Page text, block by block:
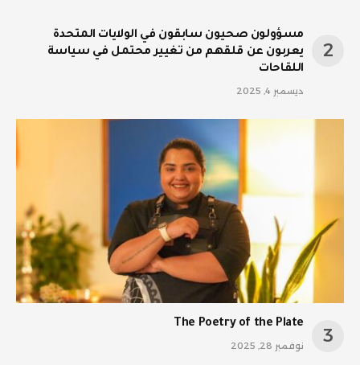
مسؤولون صحيون سابقون في الولايات المتحدة
يعربون عن قلقهم من تغيير محتمل في سياسة
اللقاحات
ديسمبر 4, 2025
The Poetry of the Plate
نوفمبر 28, 2025